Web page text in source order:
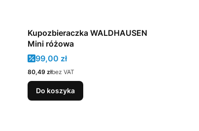
Kupozbieraczka WALDHAUSEN
Mini różowa
Cena promocyjna
99,00 zł
Cena
80,49 złbez VAT
Do koszyka